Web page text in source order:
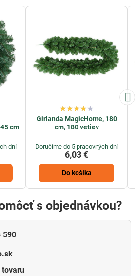
cm
dní
Girlanda MagicHome, 180
cm, 180 vetiev
Doručíme do 5 pracovných dní
6,03 €
Do košíka
s objednávkou?
590
tovaru